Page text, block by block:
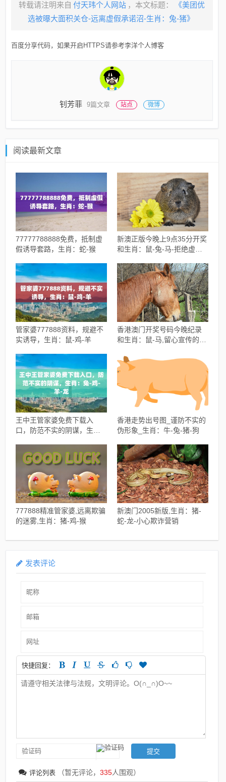
转载请注明来自 付天玮个人网站 ，本文标题：
《美团优
选被曝大面积关仓-远离虚假承诺沼-生肖：兔-猪》
百度分享代码，如果开启HTTPS请参考李洋个人博客
钊芳菲 9篇文章 站点 微博
阅读最新文章
77777788888免费，抵制虚
假诱导套路，生肖：蛇-猴
新澳正版今晚上9点35分开奖
和生肖：鼠-兔-马-拒绝虚假
管家婆777888资料，规避不
实诱导，生肖：鼠-鸡-羊
香港澳门开奖号码今晚纪录
和生肖：鼠-马,留心宣传的陷
王中王管家婆免费下载入
口，防范不实的阴谋，生
香港走势出号图_谨防不实的
伪形象_生肖：牛-兔-猪-狗
777888精准管家婆,远离欺骗
的迷雾,生肖：猪-鸡-猴
新澳门2005新版,生肖：猪-
蛇-龙-小心欺诈营销
发表评论
快捷回复：
评论列表 （暂无评论，335人围观）